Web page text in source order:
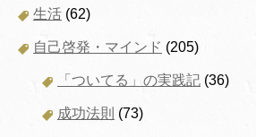
生活 (62)
自己啓発・マインド (205)
「ついてる」の実践記 (36)
成功法則 (73)